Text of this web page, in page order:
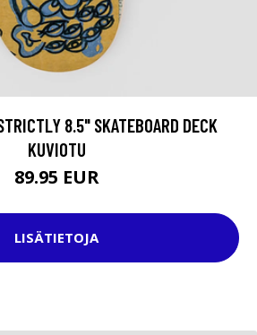
8.5" SKATEBOARD DECK
KUVIOTU
89.95 EUR
LISÄTIETOJA